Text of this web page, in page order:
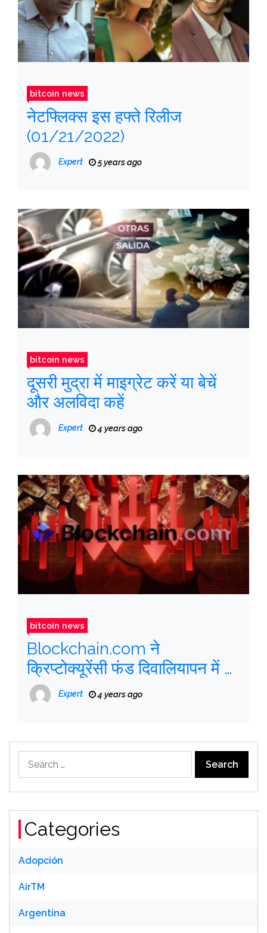
bitcoin news
नेटफ्लिक्स इस हफ्ते रिलीज
(01/21/2022)
Expert 5 years ago
bitcoin news
दूसरी मुद्रा में माइग्रेट करें या बेचें
और अलविदा कहें
Expert 4 years ago
bitcoin news
Blockchain.com ने
क्रिप्टोक्यूरेंसी फंड दिवालियापन में $
270 मिलियन का नुकसान किया
Expert 4 years ago
for:
Categories
Adopción
AirTM
Argentina